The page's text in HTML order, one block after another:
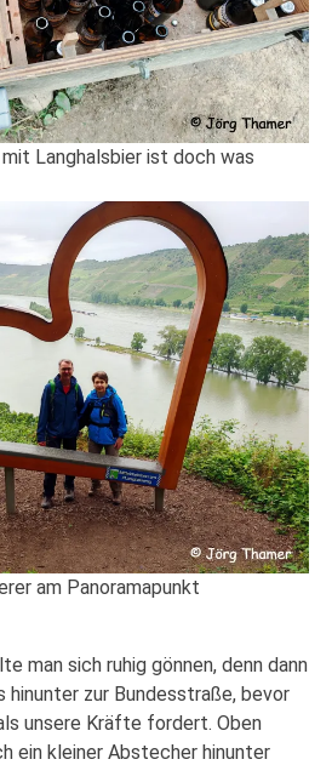
Langhalsbier ist doch was
am Panoramapunkt
man sich ruhig gönnen, denn dann
zur Bundesstraße, bevor
unsere Kräfte fordert. Oben
ein kleiner Abstecher hinunter